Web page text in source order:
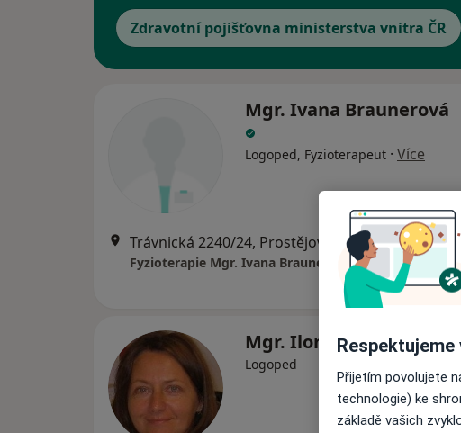
Zdravotní pojišťovna ministerstva vnitra ČR
Mgr. Ivana Braunerová
Logoped, Fyzioterapeut · Více
Trávnická 2240/24, Prostějov Mapa
Fyzioterapie Mgr. Ivana Braunerová
Mgr. Ilona Ganzarová
Logoped
Přijetím povolujete
technologie) ke
základě vašich